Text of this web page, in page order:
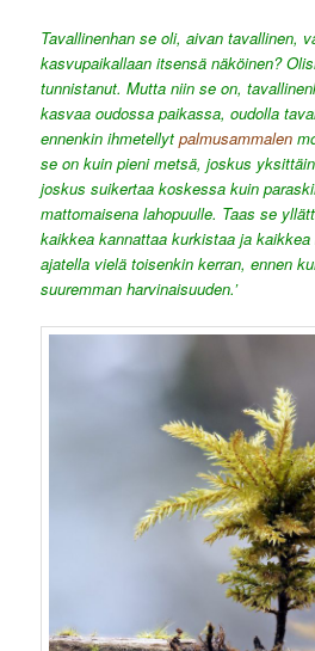
Tavallinenhan se oli, aivan tavallinen,
kasvupaikallaan itsensä näköinen?
tunnistanut. Mutta niin se on,
kasvaa oudossa paikassa, oudolla
ennenkin ihmetellytpalmusammalen
se on kuin pieni metsä, joskus
joskus suikertaa koskessa kuin
mattomaisena lahopuulle. Taas se
kaikkea kannattaa kurkistaa ja
ajatella vielä toisenkin kerran, ennen
suuremman harvinaisuuden.’